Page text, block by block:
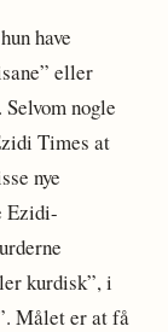
have
eller
nogle
Times at
nye
Ezidi-
kurdisk”, i
Målet er at få